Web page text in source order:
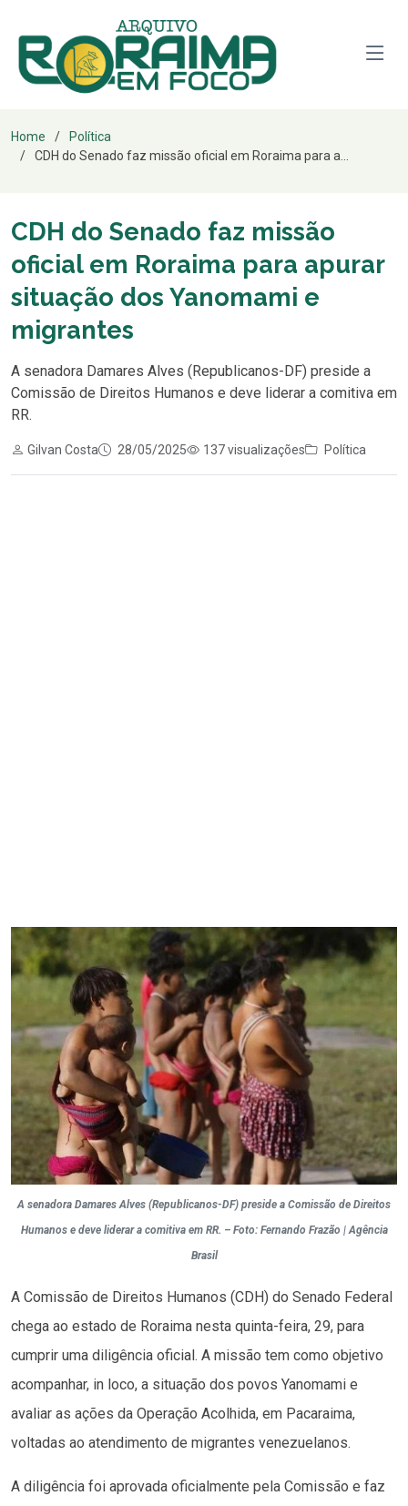
Home
Política
CDH do Senado faz missão oficial em Roraima para a...
CDH do Senado faz missão
oficial em Roraima para apurar
situação dos Yanomami e
migrantes
A senadora Damares Alves (Republicanos-DF) preside a
Comissão de Direitos Humanos e deve liderar a comitiva em
RR.
Gilvan Costa 28/05/2025 137 visualizações Política
A senadora Damares Alves (Republicanos-DF) preside a Comissão de Direitos
Humanos e deve liderar a comitiva em RR. – Foto: Fernando Frazão | Agência
Brasil
A Comissão de Direitos Humanos (CDH) do Senado Federal
chega ao estado de Roraima nesta quinta-feira, 29, para
cumprir uma diligência oficial. A missão tem como objetivo
acompanhar, in loco, a situação dos povos Yanomami e
avaliar as ações da Operação Acolhida, em Pacaraima,
voltadas ao atendimento de migrantes venezuelanos.
A diligência foi aprovada oficialmente pela Comissão e faz